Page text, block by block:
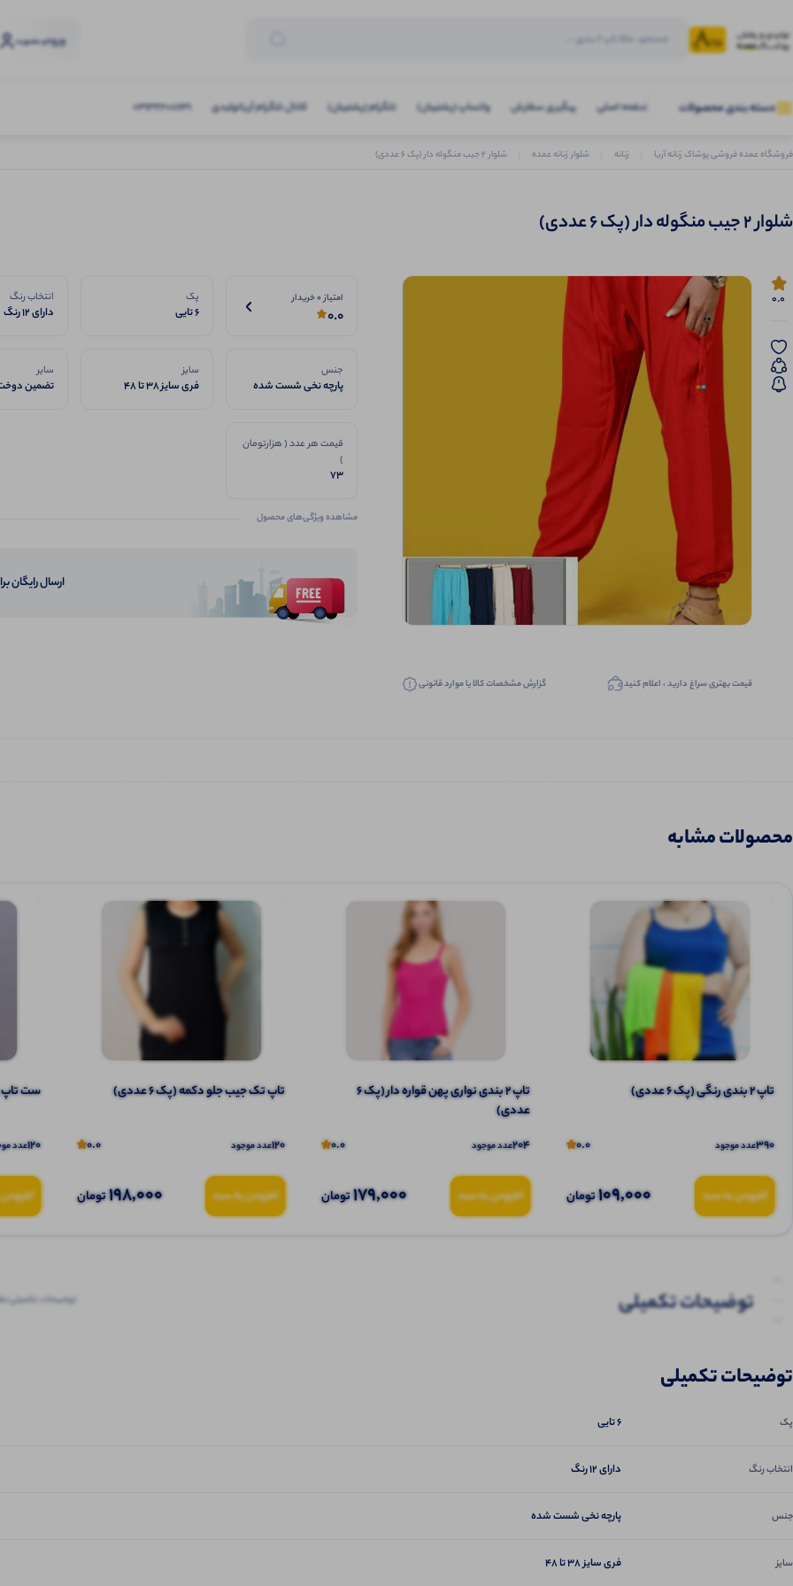
ورودو عضویت
دسته بندی محصولات صفحه اصلی پیگیری سفارش واتساپ (پشتیبان) تلگرام (پشتیبان) کانال تلگرام آریاتولیدی 03132208631
فروشگاه عمده فروشی پوشاک زنانه آریا زنانه شلوار زنانه عمده شلوار 2 جیب منگوله دار (پک 6 عددی)
شلوار 2 جیب منگوله دار (پک 6 عددی)
0.0
قیمت بهتری سراغ دارید ، اعلام کنید گزارش مشخصات کالا یا موارد قانونی
امتیاز 0 خریدار
0.0
پک
6 تایی
انتخاب رنگ
دارای 12 رنگ
جنس
پارچه نخی شست شده
سایز
فری سایز 38 تا 48
سایر
تضمین
قیمت هر عدد ( هزارتومان
)
73
مشاهده ویژگی‌های محصول
ارسال رایگان
محصولات مشابه
تاپ ۲ بندی رنگی (پک 6 عددی)
390عدد موجود 0.0
افزودن به سبد 109,000تومان
تاپ ۲ بندی نواری پهن قواره دار (پک 6
عددی)
204عدد موجود 0.0
افزودن به سبد 179,000تومان
تاپ تک جیب جلو دکمه (پک 6 عددی)
120عدد موجود 0.0
افزودن به سبد 198,000تومان
ست تاپ و
120عدد
توضیحات تکمیلی
توضیحات تکمیلی
توضیحات تکمیلی
پک 6 تایی
انتخاب رنگ دارای 12 رنگ
جنس پارچه نخی شست شده
سایز فری سایز 38 تا 48